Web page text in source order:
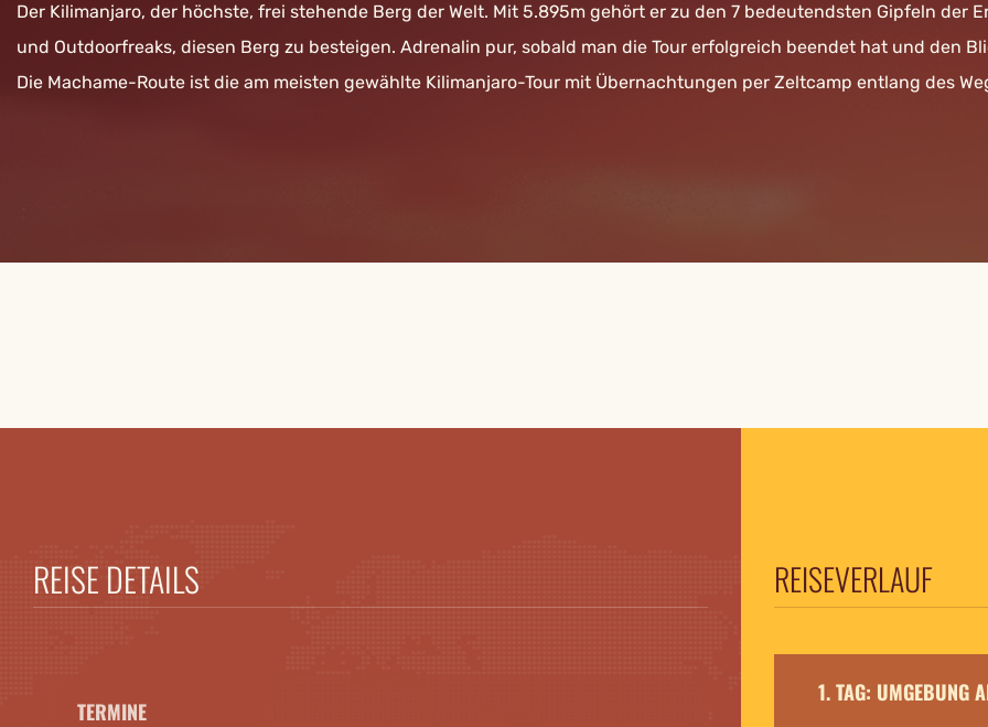
Der Kilimanjaro, der höchste, frei stehende Berg der Welt. Mit 5.895m gehört er zu den 7 bedeutendsten Gipfeln der
und Outdoorfreaks, diesen Berg zu besteigen. Adrenalin pur, sobald man die Tour erfolgreich beendet hat und den
Die Machame-Route ist die am meisten gewählte Kilimanjaro-Tour mit Übernachtungen per Zeltcamp entlang des
REISE DETAILS
TERMINE
REISEVERLAUF
1. TAG: UMGEBUNG